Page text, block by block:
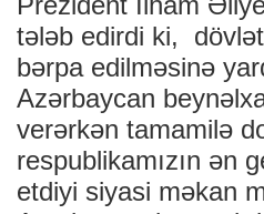
tələb edirdi ki,
bərpa edilməsinə
Azərbaycan
verərkən tamamilə
respublikamızın ən
etdiyi siyasi məkan